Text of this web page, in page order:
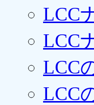
LCC
LCC
LCC
LCC